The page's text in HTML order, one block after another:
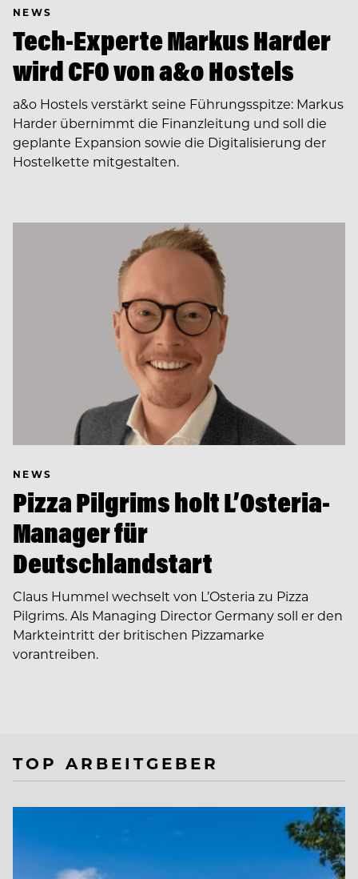
NEWS
Tech-Experte Markus Harder
wird CFO von a&o Hostels
a&o Hostels verstärkt seine Führungsspitze: Markus
Harder übernimmt die Finanzleitung und soll die
geplante Expansion sowie die Digitalisierung der
Hostelkette mitgestalten.
NEWS
Pizza Pilgrims holt L’Osteria-
Manager für
Deutschlandstart
Claus Hummel wechselt von L’Osteria zu Pizza
Pilgrims. Als Managing Director Germany soll er den
Markteintritt der britischen Pizzamarke
vorantreiben.
TOP ARBEITGEBER